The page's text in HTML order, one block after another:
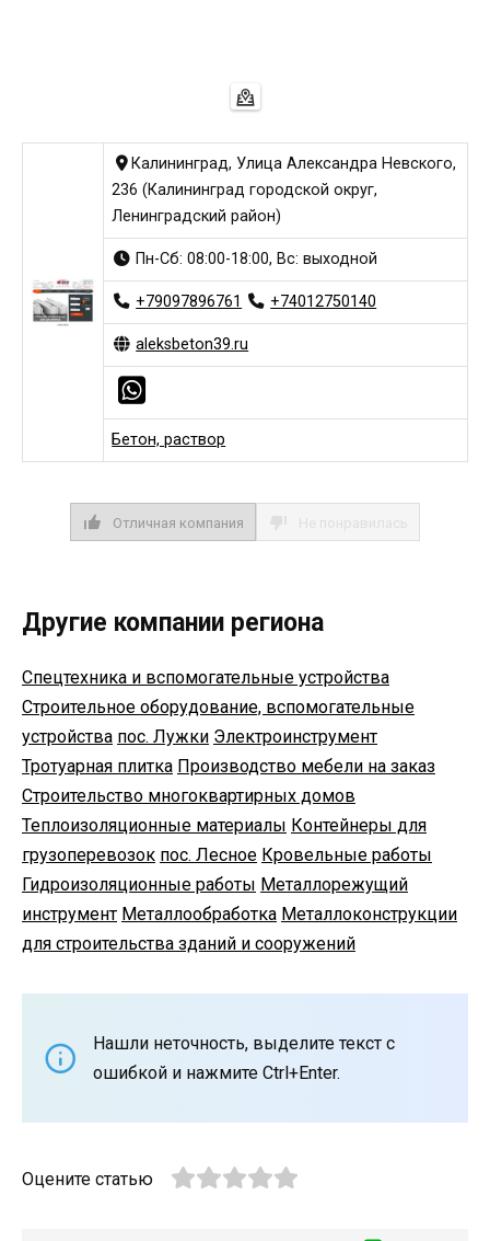
Калининград, Улица Александра Невского,
236 (Калининград городской округ,
Ленинградский район)
Пн-Сб: 08:00-18:00, Вс: выходной
+79097896761 +74012750140
aleksbeton39.ru
Бетон, раствор
Отличная компания
Другие компании региона
Спецтехника и вспомогательные устройства
Строительное оборудование, вспомогательные
устройства пос. Лужки Электроинструмент
Тротуарная плитка Производство мебели на заказ
Строительство многоквартирных домов
Теплоизоляционные материалы Контейнеры для
грузоперевозок пос. Лесное Кровельные работы
Гидроизоляционные работы Металлорежущий
инструмент Металлообработка Металлоконструкции
для строительства зданий и сооружений
Нашли неточность, выделите текст с
ошибкой и нажмите Ctrl+Enter.
Оцените статью